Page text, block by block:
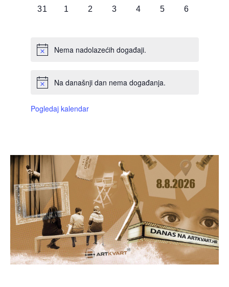
0
31
0
1
0
2
0
3
0
4
0
5
0
6
Nema nadolazećih događaji.
Na današnji dan nema događanja.
Pogledaj kalendar